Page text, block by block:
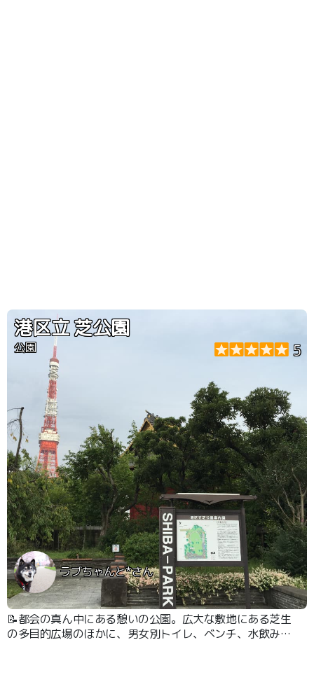
港区立 芝公園
公園 5
ラブちゃんと*さん
📝都会の真ん中にある憩いの公園。広大な敷地にある芝生
の多目的広場のほかに、男女別トイレ、ベンチ、水飲み